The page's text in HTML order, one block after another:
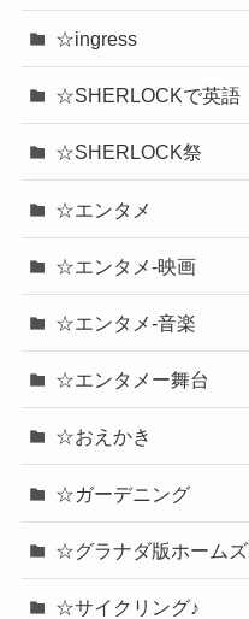
☆ingress
☆SHERLOCKで英語
☆SHERLOCK祭
☆エンタメ
☆エンタメ-映画
☆エンタメ-音楽
☆エンタメー舞台
☆おえかき
☆ガーデニング
☆グラナダ版ホームズ
☆サイクリング♪